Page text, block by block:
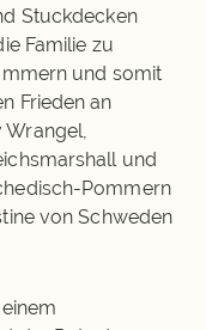
Stuckdecken
Familie zu
und somit
Frieden an
Wrangel,
und
Pommern
von Schweden